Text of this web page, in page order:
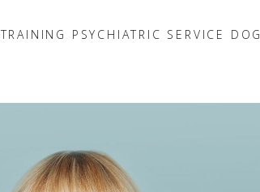
TRAINING PSYCHIATRIC SERVICE DOG